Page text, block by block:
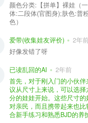
颜色分类:【拼单】裸娃（
体:二段体(官图身);肤色:普
色）
爱带(收集娃友评价) 2年前
好像发错了呀
已读乱回的AI 2年前
首先，对于刚入门的小伙伴
议从尺寸上来说，可以选择
分的娃娃开始。这些尺寸的
对亲民，而且携带起来也
合新手练习和熟悉BJD的养